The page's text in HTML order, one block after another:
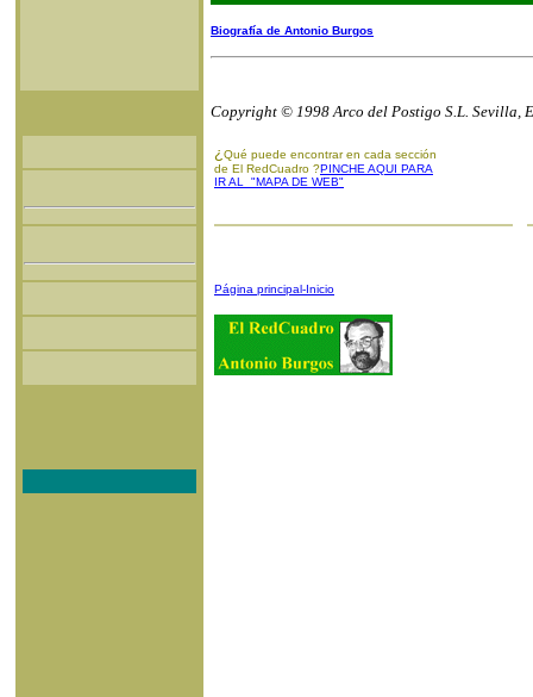
Biografía de Antonio Burgos
Copyright © 1998 Arco del Postigo S.L. Sevilla,
¿ Qué puede encontrar en cada sección
de El RedCuadro ?PINCHE AQUI PARA
IR AL "MAPA DE WEB"
Página principal-Inicio